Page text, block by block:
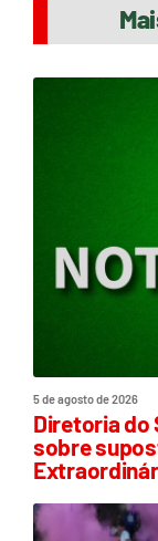
5 de agosto de 2026
Diretoria do
sobre